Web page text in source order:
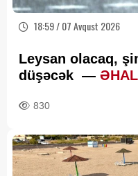
18:59 / 07 Avqust 2026
Leysan olacaq,
düşəcək —
830